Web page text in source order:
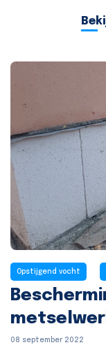
Opstijgend vocht
08 september 2022